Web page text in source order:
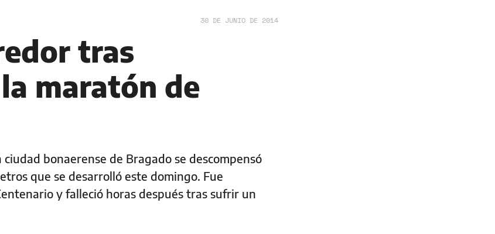
30 DE JUNIO DE 2014
tras
maratón de
bonaerense de Bragado se descompensó
que se desarrolló este domingo. Fue
y falleció horas después tras sufrir un